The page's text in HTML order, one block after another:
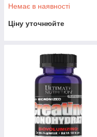
Немає в наявності
Ціну уточнюйте